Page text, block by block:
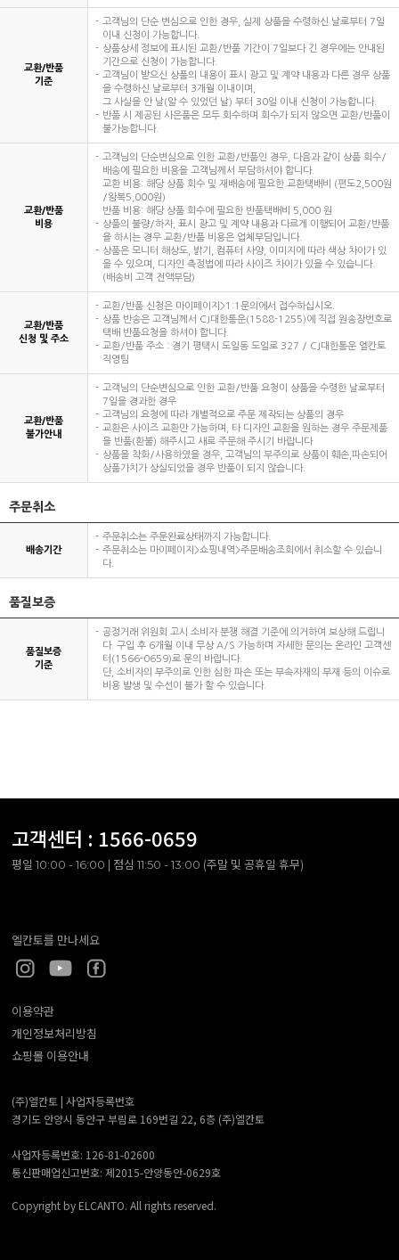
교환/반품
기준
고객님의 단순 변심으로 인한 경우, 실제 상품을 수령하신 날로부터 7일
이내 신청이 가능합니다.
상품상세 정보에 표시된 교환/반품 기간이 7일보다 긴 경우에는 안내된
기간으로 신청이 가능합니다.
고객님이 받으신 상품의 내용이 표시 광고 및 계약 내용과 다른 경우 상품
을 수령하신 날로부터 3개월 이내이며,
그 사실을 안 날(알 수 있었던 날) 부터 30일 이내 신청이 가능합니다.
반품 시 제공된 사은품은 모두 회수하며 회수가 되지 않으면 교환/반품이
불가능합니다.
교환/반품
비용
고객님의 단순변심으로 인한 교환/반품인 경우, 다음과 같이 상품 회수/
배송에 필요한 비용을 고객님께서 부담하셔야 합니다.
교환 비용: 해당 상품 회수 및 재배송에 필요한 교환택배비 (편도2,500원
/왕복5,000원)
반품 비용: 해당 상품 회수에 필요한 반품택배비 5,000 원
상품의 불량/하자, 표시 광고 및 계약 내용과 다르게 이행되어 교환/반품
을 하시는 경우 교환/반품 비용은 업체부담입니다.
상품은 모니터 해상도, 밝기, 컴퓨터 사양, 이미지에 따라 색상 차이가 있
을 수 있으며, 디자인 측정법에 따라 사이즈 차이가 있을 수 있습니다.
(배송비 고객 전액부담)
교환/반품
신청 및 주소
교환/반품 신청은 마이페이지>1:1문의에서 접수하십시오.
상품 반송은 고객님께서 CJ대한통운(1588-1255)에 직접 원송장번호로
택배 반품요청을 하셔야 합니다.
교환/반품 주소 : 경기 평택시 도일동 도일로 327 / CJ대한통운 엘칸토
직영팀
교환/반품
불가안내
고객님의 단순변심으로 인한 교환/반품 요청이 상품을 수령한 날로부터
7일을 경과한 경우
고객님의 요청에 따라 개별적으로 주문 제작되는 상품의 경우
교환은 사이즈 교환만 가능하며, 타 디자인 교환을 원하는 경우 주문제품
을 반품(환불) 해주시고 새로 주문해 주시기 바랍니다
상품을 착화/사용하였을 경우, 고객님의 부주의로 상품이 훼손,파손되어
상품가치가 상실되었을 경우 반품이 되지 않습니다.
주문취소
배송기간
주문취소는 주문완료상태까지 가능합니다.
주문취소는 마이페이지>쇼핑내역>주문배송조회에서 취소할 수 있습니
다.
품질보증
품질보증
기준
공정거래 위원회 고시 소비자 분쟁 해결 기준에 의거하여 보상해 드립니
다. 구입 후 6개월 이내 무상 A/S 가능하며 자세한 문의는 온라인 고객센
터(1566-0659)로 문의 바랍니다.
단, 소비자의 부주의로 인한 심한 파손 또는 부속자재의 부재 등의 이슈로
비용 발생 및 수선이 불가 할 수 있습니다.
고객센터 : 1566-0659
평일 10:00 - 16:00 | 점심 11:50 - 13:00 (주말 및 공휴일 휴무)
엘칸토를 만나세요
이용약관
개인정보처리방침
쇼핑몰 이용안내
(주)엘칸토 | 사업자등록번호
경기도 안양시 동안구 부림로 169번길 22, 6층 (주)엘칸토
사업자등록번호: 126-81-02600
통신판매업신고번호: 제2015-안양동안-0629호
Copyright by ELCANTO. All rights reserved.